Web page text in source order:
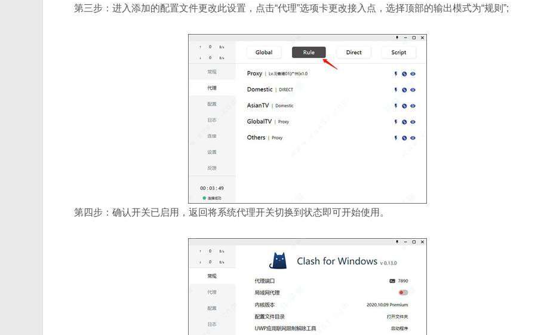
第三步：进入添加的配置文件更改此设置，点击“代理”选项卡更改接入点，选择顶部的输出模式为“规则”;
第四步：确认开关已启用，返回将系统代理开关切换到状态即可开始使用。